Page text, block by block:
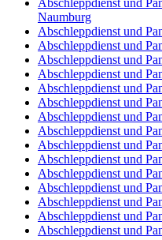
Abschleppdienst und
Naumburg
Abschleppdienst und
Abschleppdienst und
Abschleppdienst und
Abschleppdienst und
Abschleppdienst und
Abschleppdienst und
Abschleppdienst und
Abschleppdienst und
Abschleppdienst und
Abschleppdienst und
Abschleppdienst und
Abschleppdienst und
Abschleppdienst und
Abschleppdienst und
Abschleppdienst und